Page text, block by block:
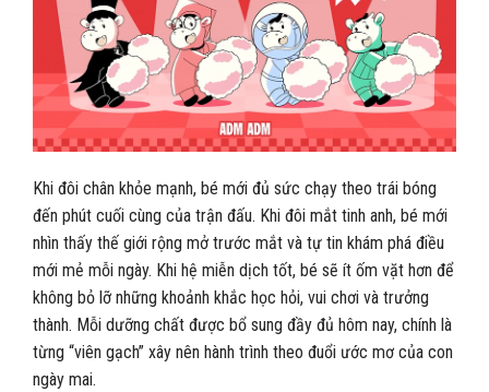
Khi đôi chân khỏe mạnh, bé mới đủ sức chạy theo trái bóng
đến phút cuối cùng của trận đấu. Khi đôi mắt tinh anh, bé mới
nhìn thấy thế giới rộng mở trước mắt và tự tin khám phá điều
mới mẻ mỗi ngày. Khi hệ miễn dịch tốt, bé sẽ ít ốm vặt hơn để
không bỏ lỡ những khoảnh khắc học hỏi, vui chơi và trưởng
thành. Mỗi dưỡng chất được bổ sung đầy đủ hôm nay, chính là
từng “viên gạch” xây nên hành trình theo đuổi ước mơ của con
ngày mai.